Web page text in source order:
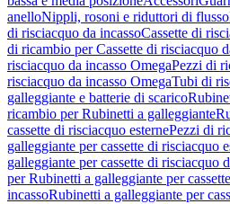
anelloNippli, rosoni e riduttori di flusso
di risciacquo da incassoCassette di
di ricambio per Cassette di risciacquo
risciacquo da incasso OmegaPezzi di
risciacquo da incasso OmegaTubi di
galleggiante e batterie di scarico
ricambio per Rubinetti a galleggiante
cassette di risciacquo esternePezzi di
galleggiante per cassette di risciacquo
galleggiante per cassette di risciacquo
per Rubinetti a galleggiante per
incassoRubinetti a galleggiante per